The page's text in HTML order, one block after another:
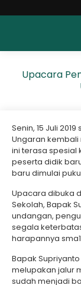
Upacara
Senin, 15 Juli
Ungaran kembali
ini terasa spesial
peserta didik
baru dimulai
Upacara dibuka
Sekolah, Bapak
undangan,
segala
harapannya
Bapak
melupakan jalur
sudah menjadi